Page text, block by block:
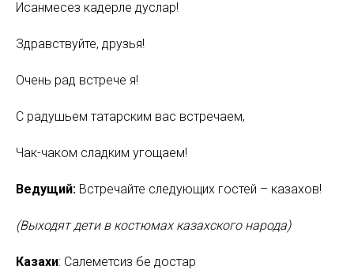
Исанмесез кадерле дуслар!
Здравствуйте, друзья!
Очень рад встрече я!
С радушьем татарским вас встречаем,
Чак-чаком сладким угощаем!
Ведущий: Встречайте следующих гостей – казахов!
(Выходят дети в костюмах казахского народа)
Казахи: Салеметсиз бе достар